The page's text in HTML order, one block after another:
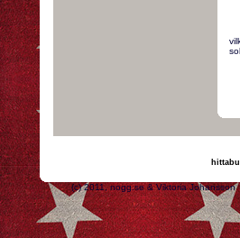
(c) 2011, nogg.se &